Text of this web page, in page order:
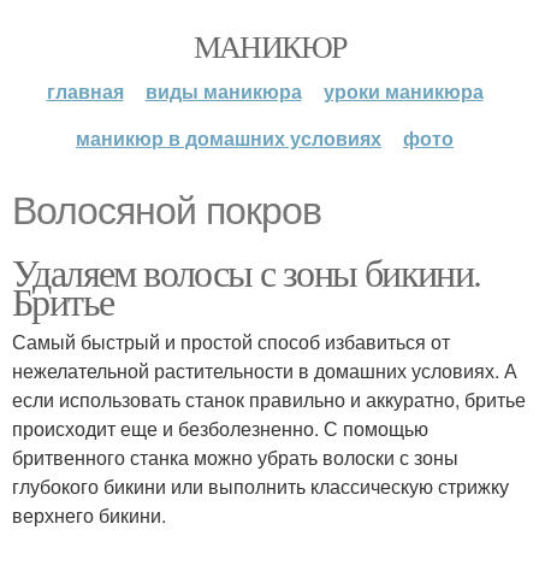
МАНИКЮР
главная виды маникюра
уроки маникюра
маникюр в домашних условиях
фото
Волосяной покров
Удаляем волосы с зоны бикини.
Бритье
Самый быстрый и простой способ избавиться от
нежелательной растительности в домашних условиях. А
если использовать станок правильно и аккуратно, бритье
происходит еще и безболезненно. С помощью
бритвенного станка можно убрать волоски с зоны
глубокого бикини или выполнить классическую стрижку
верхнего бикини.